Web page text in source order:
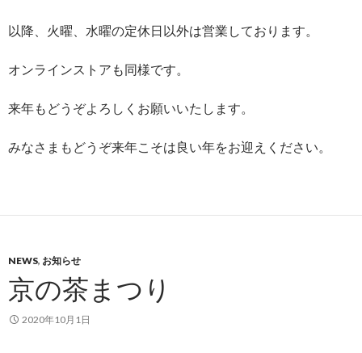
以降、火曜、水曜の定休日以外は営業しております。
オンラインストアも同様です。
来年もどうぞよろしくお願いいたします。
みなさまもどうぞ来年こそは良い年をお迎えください。
NEWS, お知らせ
京の茶まつり
2020年10月1日